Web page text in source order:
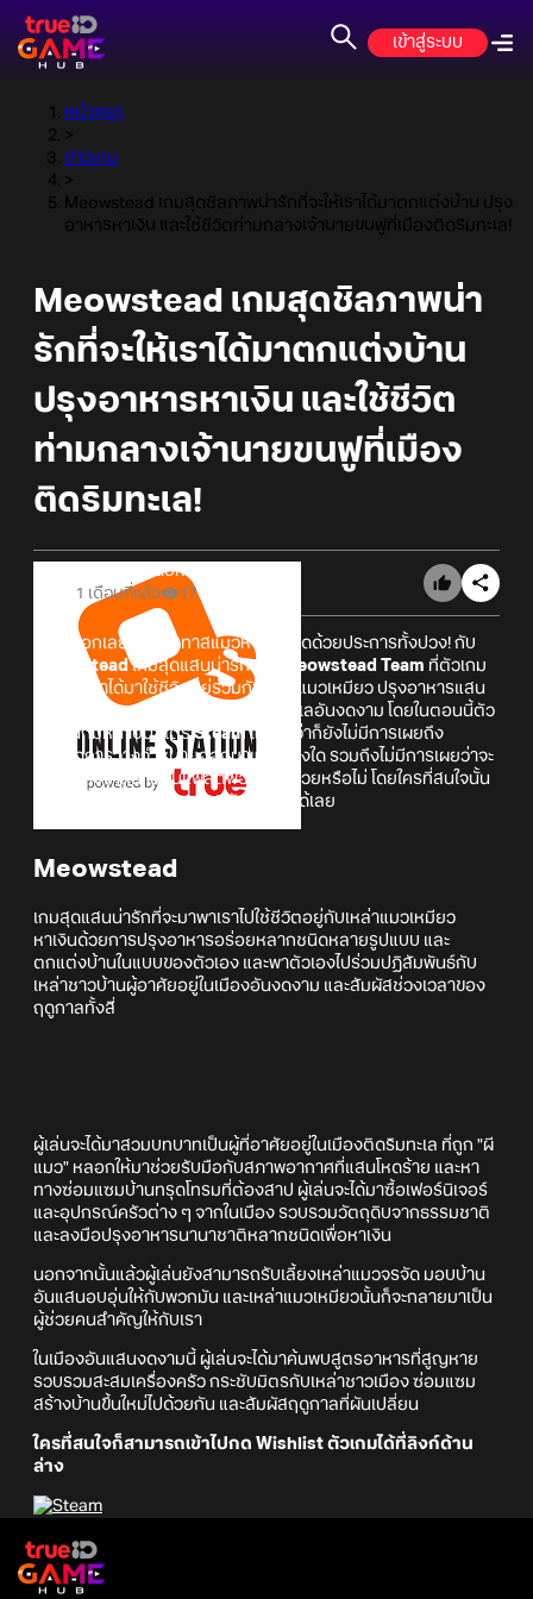
เข้าสู่ระบบ
หน้าแรก
>
ข่าวเกม
>
Meowstead เกมสุดชิลภาพน่ารักที่จะให้เราได้มาตกแต่งบ้าน ปรุง
อาหารหาเงิน และใช้ชีวิตท่ามกลางเจ้านายขนฟูที่เมืองติดริมทะเล!
Meowstead เกมสุดชิลภาพน่า
รักที่จะให้เราได้มาตกแต่งบ้าน
ปรุงอาหารหาเงิน และใช้ชีวิต
ท่ามกลางเจ้านายขนฟูที่เมือง
ติดริมทะเล!
Online Station
1 เดือนที่แล้ว
17
เกมนี้บอกเลยว่าเหล่าทาสแมวห้ามพลาดด้วยประการทั้งปวง! กับ
Meowsteadเกมสุดแสนน่ารักจาก Meowstead Team ที่ตัวเกม
นั้นจะให้เราได้มาใช้ชีวิตอยู่ร่วมกับเหล่าแมวเหมียว ปรุงอาหารแสน
อร่อย และตกแต่งบ้านในเมืองติดริมทะเลอันงดงาม โดยในตอนนี้ตัว
เกมนั้นก็มีหน้าบนสโตร์ Steamแล้ว ทว่าก็ยังไม่มีการเผยถึง
กำหนดการวางจำหน่ายออกมาแต่อย่างใด รวมถึงไม่มีการเผยว่าจะ
มีแผนวางจำหน่ายบนแพลตฟอร์มอื่นด้วยหรือไม่ โดยใครที่สนใจนั้น
Wishlist กันไว้ก่อนได้เลย
Meowstead
เกมสุดแสนน่ารักที่จะมาพาเราไปใช้ชีวิตอยู่กับเหล่าแมวเหมียว
หาเงินด้วยการปรุงอาหารอร่อยหลากชนิดหลายรูปแบบ และ
ตกแต่งบ้านในแบบของตัวเอง และพาตัวเองไปร่วมปฏิสัมพันธ์กับ
เหล่าชาวบ้านผู้อาศัยอยู่ในเมืองอันงดงาม และสัมผัสช่วงเวลาของ
ฤดูกาลทั้งสี่
ผู้เล่นจะได้มาสวมบทบาทเป็นผู้ที่อาศัยอยู่ในเมืองติดริมทะเล ที่ถูก "ผี
แมว" หลอกให้มาช่วยรับมือกับสภาพอากาศที่แสนโหดร้าย และหา
ทางซ่อมแซมบ้านทรุดโทรมที่ต้องสาป ผู้เล่นจะได้มาซื้อเฟอร์นิเจอร์
และอุปกรณ์ครัวต่าง ๆ จากในเมือง รวบรวมวัตถุดิบจากธรรมชาติ
และลงมือปรุงอาหารนานาชาติหลากชนิดเพื่อหาเงิน
นอกจากนั้นแล้วผู้เล่นยังสามารถรับเลี้ยงเหล่าแมวจรจัด มอบบ้าน
อันแสนอบอุ่นให้กับพวกมัน และเหล่าแมวเหมียวนั้นก็จะกลายมาเป็น
ผู้ช่วยคนสำคัญให้กับเรา
ในเมืองอันแสนงดงามนี้ ผู้เล่นจะได้มาค้นพบสูตรอาหารที่สูญหาย
รวบรวมสะสมเครื่องครัว กระชับมิตรกับเหล่าชาวเมือง ซ่อมแซม
สร้างบ้านขึ้นใหม่ไปด้วยกัน และสัมผัสฤดูกาลที่ผันเปลี่ยน
ใครที่สนใจก็สามารถเข้าไปกด Wishlist ตัวเกมได้ที่ลิงก์ด้าน
ล่าง